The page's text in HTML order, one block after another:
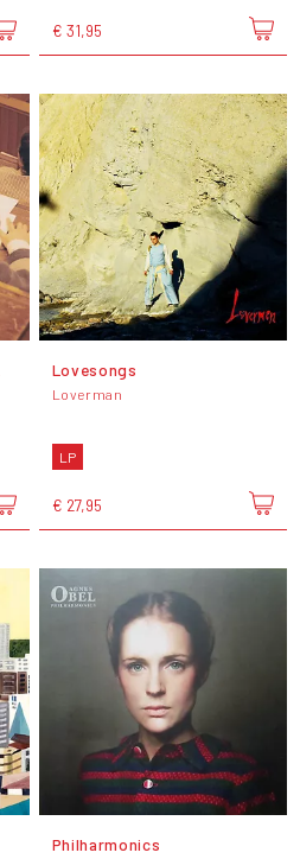
€ 31,95
Lovesongs
Loverman
LP
€ 27,95
Philharmonics